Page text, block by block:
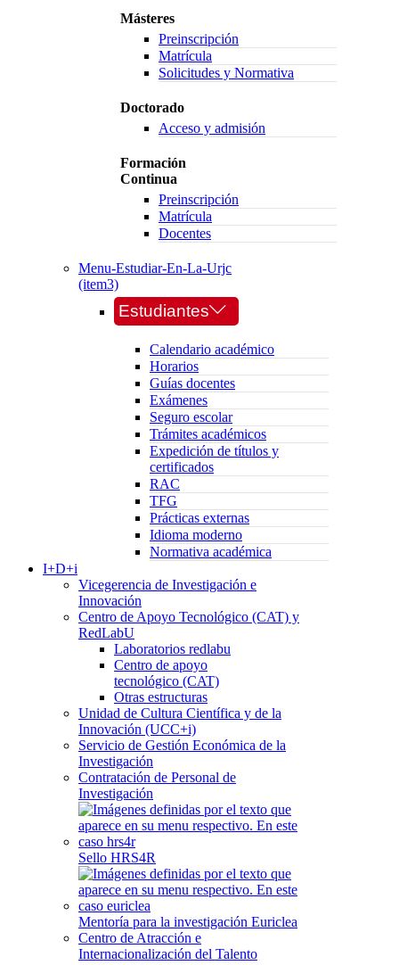
Másteres
Preinscripción
Matrícula
Solicitudes y Normativa
Doctorado
Acceso y admisión
Formación
Continua
Preinscripción
Matrícula
Docentes
Menu-Estudiar-En-La-Urjc
(item3)
Estudiantes
Calendario académico
Horarios
Guías docentes
Exámenes
Seguro escolar
Trámites académicos
Expedición de títulos y
certificados
RAC
TFG
Prácticas externas
Idioma moderno
Normativa académica
I+D+i
Vicegerencia de Investigación e
Innovación
Centro de Apoyo Tecnológico (CAT) y
RedLabU
Laboratorios redlabu
Centro de apoyo
tecnológico (CAT)
Otras estructuras
Unidad de Cultura Científica y de la
Innovación (UCC+i)
Servicio de Gestión Económica de la
Investigación
Contratación de Personal de
Investigación
Sello HRS4R
Mentoría para la investigación Euriclea
Centro de Atracción e
Internacionalización del Talento